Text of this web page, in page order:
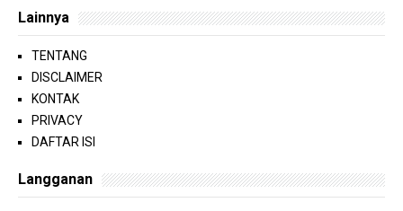
Lainnya
TENTANG
DISCLAIMER
KONTAK
PRIVACY
DAFTAR ISI
Langganan